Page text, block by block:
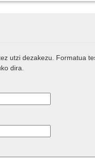
utzi dezakezu. Formatua
dira.